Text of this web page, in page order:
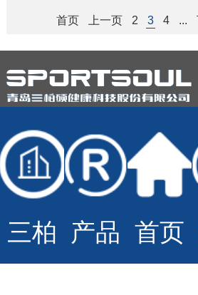
首页 上一页 2 3 4 ...
© Copyright Sportsoul Co.,Ltd All Rights
备案号：
鲁ICP备20028210号-2
网站地图
技术支持：青岛大有网络公司
三柏
产品 首页